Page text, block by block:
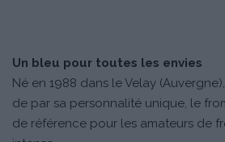
Un bleu pour toutes les envies
Né en 1988 dans le Velay
de par sa personnalité unique, le
de référence pour les amateurs de